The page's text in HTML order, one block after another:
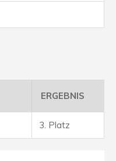
ERGEBNIS
3. Platz